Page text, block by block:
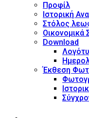
Προφίλ
Ιστορική
Στόλος
Οικονομικά
Download
Έκθεση